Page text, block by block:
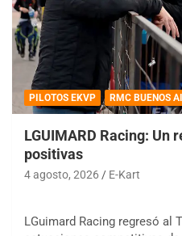
PILOTOS EKVP RMC BUENOS
LGUIMARD Racing: Un
positivas
4 agosto, 2026 E-Kart
LGuimard Racing regresó al